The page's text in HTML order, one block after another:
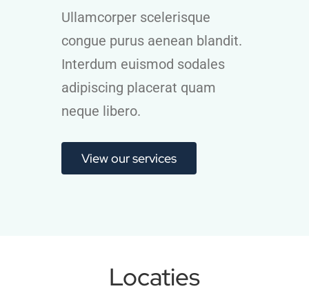
Ullamcorper scelerisque
congue purus aenean blandit.
Interdum euismod sodales
adipiscing placerat quam
neque libero.
View our services
Locaties